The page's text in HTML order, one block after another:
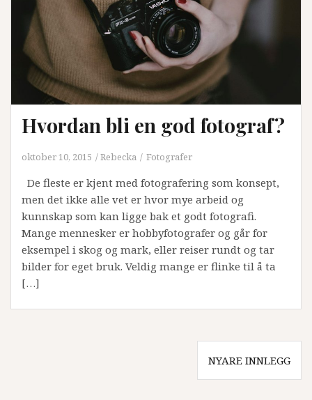
Hvordan bli en god fotograf?
oktober 10, 2015 Rebecka Fotografer
De fleste er kjent med fotografering som konsept,
men det ikke alle vet er hvor mye arbeid og
kunnskap som kan ligge bak et godt fotografi.
Mange mennesker er hobbyfotografer og går for
eksempel i skog og mark, eller reiser rundt og tar
bilder for eget bruk. Veldig mange er flinke til å ta
[…]
Innleggsnavigasjon NYARE INNLEGG